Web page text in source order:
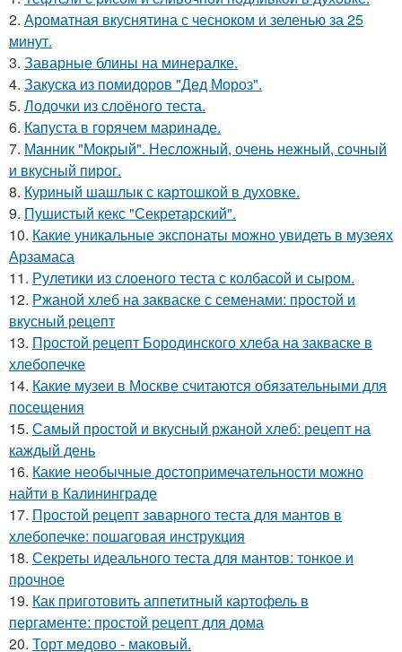
2. Ароматная вкуснятина с чесноком и зеленью за 25
минут.
3. Заварные блины на минералке.
4. Закуска из помидоров "Дед Мороз".
5. Лодочки из слоёного теста.
6. Капуста в горячем маринаде.
7. Манник "Мокрый". Несложный, очень нежный, сочный
и вкусный пирог.
8. Куриный шашлык с картошкой в духовке.
9. Пушистый кекс "Секретарский".
10. Какие уникальные экспонаты можно увидеть в музеях
Арзамаса
11. Рулетики из слоеного теста с колбасой и сыром.
12. Ржаной хлеб на закваске с семенами: простой и
вкусный рецепт
13. Простой рецепт Бородинского хлеба на закваске в
хлебопечке
14. Какие музеи в Москве считаются обязательными для
посещения
15. Самый простой и вкусный ржаной хлеб: рецепт на
каждый день
16. Какие необычные достопримечательности можно
найти в Калининграде
17. Простой рецепт заварного теста для мантов в
хлебопечке: пошаговая инструкция
18. Секреты идеального теста для мантов: тонкое и
прочное
19. Как приготовить аппетитный картофель в
пергаменте: простой рецепт для дома
20. Торт медово - маковый.